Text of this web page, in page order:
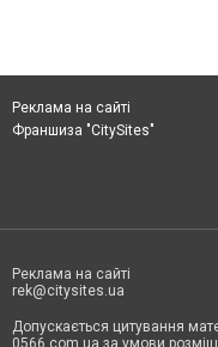
Реклама на сайті
Франшиза "CitySites"
Реклама на сайті
rek@citysites.ua
Допускається цитування
0566.com.ua за умови